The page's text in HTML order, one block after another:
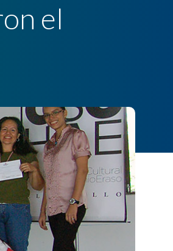
el